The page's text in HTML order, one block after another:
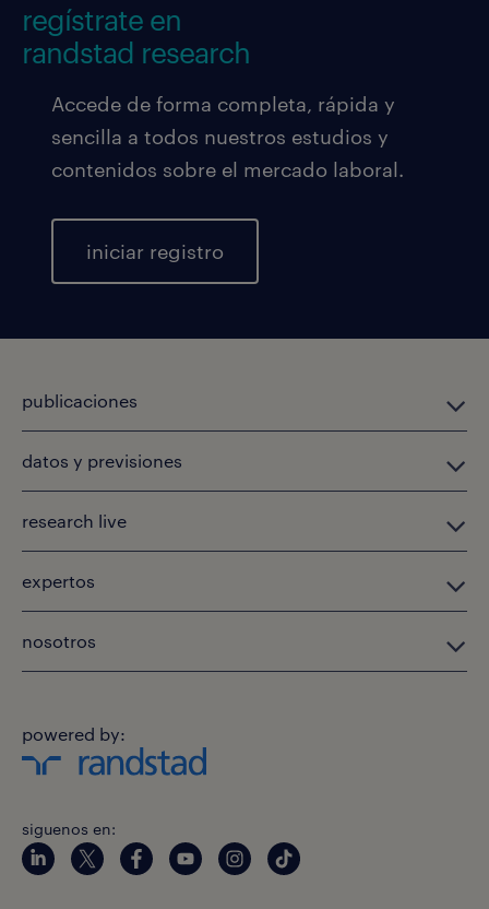
regístrate en
randstad research
Accede de forma completa, rápida y
sencilla a todos nuestros estudios y
contenidos sobre el mercado laboral.
iniciar registro
publicaciones
datos y previsiones
research live
expertos
nosotros
powered by:
siguenos en: